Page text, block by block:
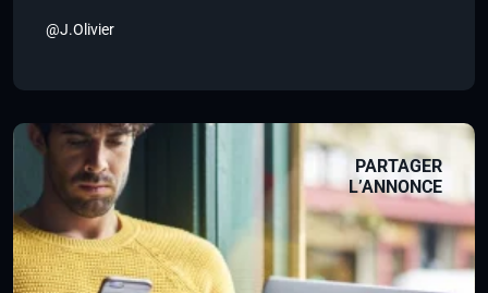
PARTAGER
L’ANNONCE
@J.Olivier